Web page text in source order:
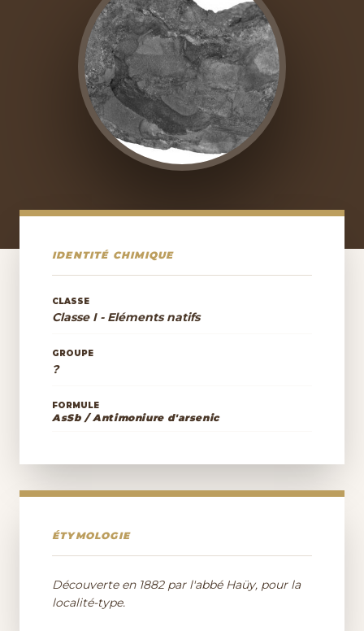
IDENTITÉ CHIMIQUE
CLASSE
Classe I - Eléments natifs
GROUPE
?
FORMULE
AsSb / Antimoniure d'arsenic
ÉTYMOLOGIE
Découverte en 1882 par l'abbé Haüy, pour la
localité-type.